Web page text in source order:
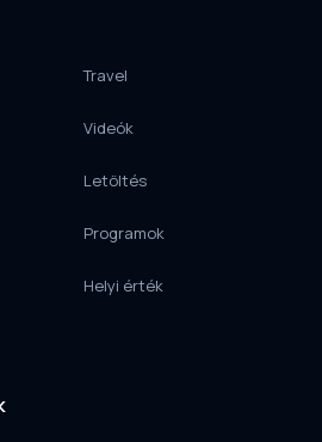
Travel
Videók
Letöltés
Programok
Helyi érték